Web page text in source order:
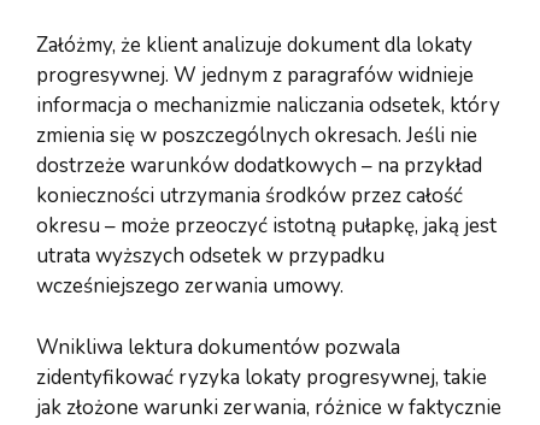
Załóżmy, że klient analizuje dokument dla lokaty
progresywnej. W jednym z paragrafów widnieje
informacja o mechanizmie naliczania odsetek, który
zmienia się w poszczególnych okresach. Jeśli nie
dostrzeże warunków dodatkowych – na przykład
konieczności utrzymania środków przez całość
okresu – może przeoczyć istotną pułapkę, jaką jest
utrata wyższych odsetek w przypadku
wcześniejszego zerwania umowy.
Wnikliwa lektura dokumentów pozwala
zidentyfikować ryzyka lokaty progresywnej, takie
jak złożone warunki zerwania, różnice w faktycznie